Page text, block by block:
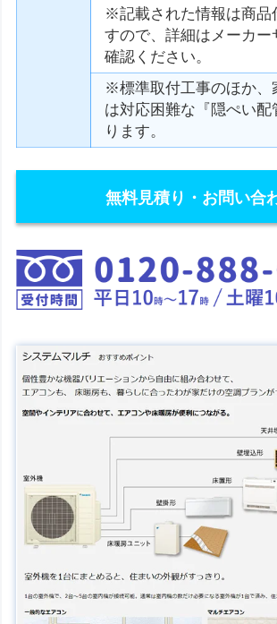
※記載された情報は商品
すので、詳細はメーカー
確認ください。
※標準取付工事のほか、
は対応困難な『隠ぺい配
ります。
無料見積り・お問い合